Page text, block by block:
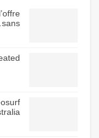
sans…